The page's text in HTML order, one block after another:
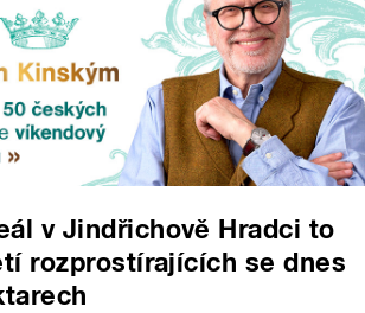
v Jindřichově Hradci to
rozprostírajících se dnes